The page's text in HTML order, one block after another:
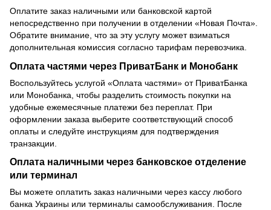
Оплатите заказ наличными или банковской картой
непосредственно при получении в отделении «Новая Почта».
Обратите внимание, что за эту услугу может взиматься
дополнительная комиссия согласно тарифам перевозчика.
Оплата частями через ПриватБанк и Монобанк
Воспользуйтесь услугой «Оплата частями» от ПриватБанка
или Монобанка, чтобы разделить стоимость покупки на
удобные ежемесячные платежи без переплат. При
оформлении заказа выберите соответствующий способ
оплаты и следуйте инструкциям для подтверждения
транзакции.
Оплата наличными через банковское отделение
или терминал
Вы можете оплатить заказ наличными через кассу любого
банка Украины или терминалы самообслуживания. После